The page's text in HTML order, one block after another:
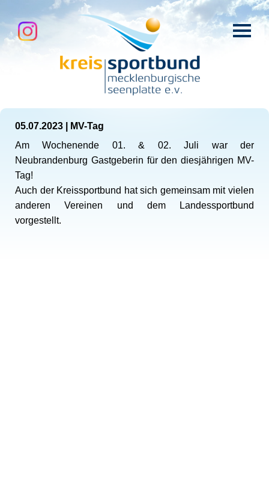
05.07.2023
MV-Tag
Am Wochenende 01. & 02. Juli war der
Neubrandenburg Gastgeberin für den diesjährigen MV-
Tag!
Auch der Kreissportbund hat sich gemeinsam mit vielen
anderen Vereinen und dem Landessportbund
vorgestellt.